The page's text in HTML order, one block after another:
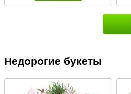
Недорогие букеты